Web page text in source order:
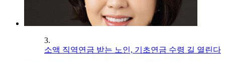
3.
소액 직역연금 받는 노인, 기초연금 수령 길 열린다